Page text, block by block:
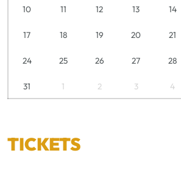
10 11 12 13 14
17 18 19 20 21
24 25 26 27 28
31 1 2 3 4
TICKETS